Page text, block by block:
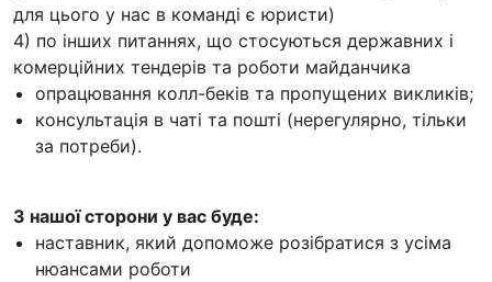
для цього у нас в команді є юристи)
4) по інших питаннях, що стосуються державних і
комерційних тендерів та роботи майданчика
опрацювання колл-беків та пропущених викликів;
консультація в чаті та поштi (нерегулярно, тільки
за потреби).
З нашої сторони у вас буде:
наставник, який допоможе розібратися з усіма
нюансами роботи